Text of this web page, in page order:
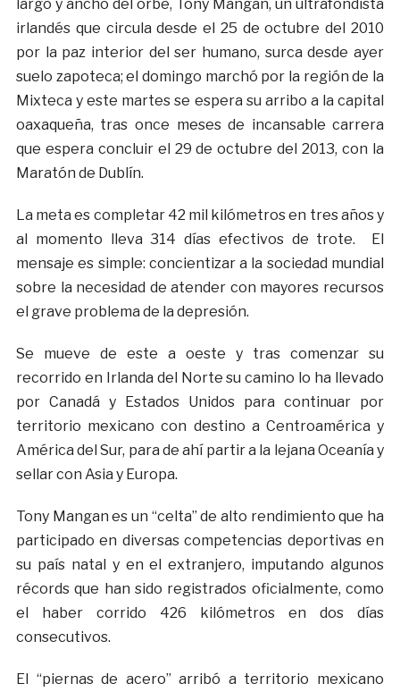
largo y ancho del orbe, Tony Mangan, un ultrafondista
irlandés que circula desde el 25 de octubre del 2010
por la paz interior del ser humano, surca desde ayer
suelo zapoteca; el domingo marchó por la región de la
Mixteca y este martes se espera su arribo a la capital
oaxaqueña, tras once meses de incansable carrera
que espera concluir el 29 de octubre del 2013, con la
Maratón de Dublín.
La meta es completar 42 mil kilómetros en tres años y
al momento lleva 314 días efectivos de trote. El
mensaje es simple: concientizar a la sociedad mundial
sobre la necesidad de atender con mayores recursos
el grave problema de la depresión.
Se mueve de este a oeste y tras comenzar su
recorrido en Irlanda del Norte su camino lo ha llevado
por Canadá y Estados Unidos para continuar por
territorio mexicano con destino a Centroamérica y
América del Sur, para de ahí partir a la lejana Oceanía y
sellar con Asia y Europa.
Tony Mangan es un “celta” de alto rendimiento que ha
participado en diversas competencias deportivas en
su país natal y en el extranjero, imputando algunos
récords que han sido registrados oficialmente, como
el haber corrido 426 kilómetros en dos días
consecutivos.
El “piernas de acero” arribó a territorio mexicano